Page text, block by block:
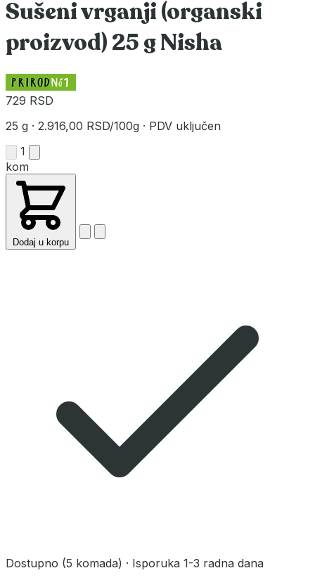
Sušeni vrganji (organski
proizvod) 25 g Nisha
729 RSD
25 g · 2.916,00 RSD/100g · PDV uključen
1
kom
Dodaj u korpu
Dostupno (5 komada) · Isporuka 1-3 radna dana